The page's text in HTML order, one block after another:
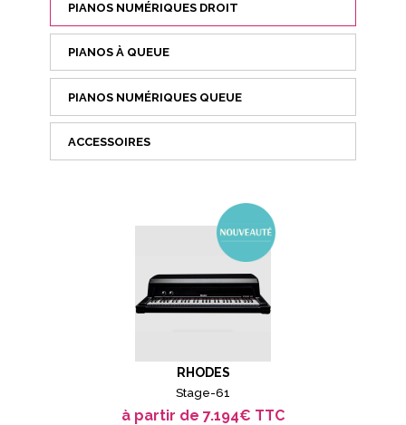
PIANOS NUMÉRIQUES DROIT
PIANOS À QUEUE
PIANOS NUMÉRIQUES QUEUE
ACCESSOIRES
RHODES
Stage-61
à partir de 7.194€ TTC